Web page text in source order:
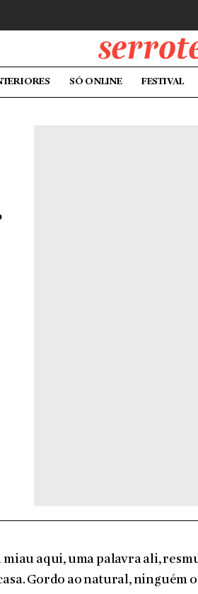
SÓ ONLINE FESTIVAL
miau aqui, uma palavra ali,
Gordo ao natu­ral, ninguém